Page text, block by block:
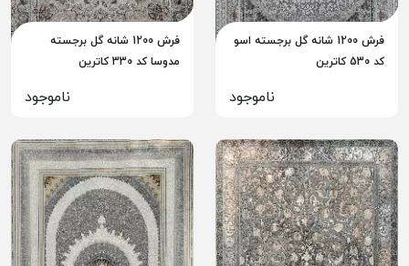
فرش 1200 شانه گل برجسته اسو
کد 530 کاترین
ناموجود
فرش 1200 شانه گل برجسته
مدوسا کد 330 کاترین
ناموجود